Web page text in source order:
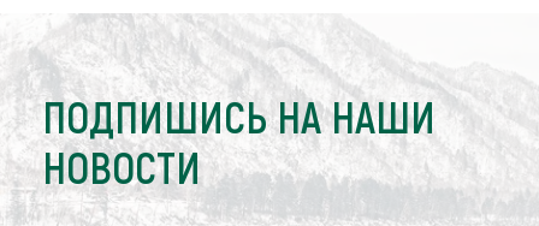
ПОДПИШИСЬ НА НАШИ
НОВОСТИ